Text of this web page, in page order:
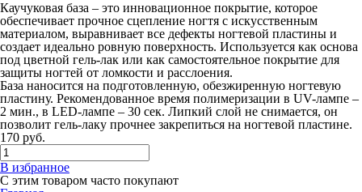
Каучуковая база – это инновационное покрытие, которое
обеспечивает прочное сцепление ногтя с искусственным
материалом, выравнивает все дефекты ногтевой пластины и
создает идеально ровную поверхность. Используется как основа
под цветной гель-лак или как самостоятельное покрытие для
защиты ногтей от ломкости и расслоения.
База наносится на подготовленную, обезжиренную ногтевую
пластину. Рекомендованное время полимеризации в UV-лампе –
2 мин., в LED-лампе – 30 сек. Липкий слой не снимается, он
позволит гель-лаку прочнее закрепиться на ногтевой пластине.
170 руб.
В избранное
С этим товаром часто покупают